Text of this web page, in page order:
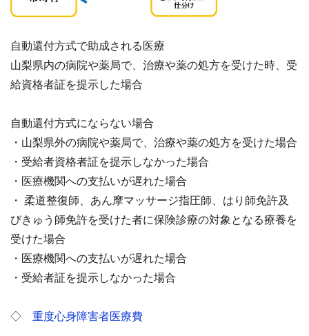
自動還付方式で助成される医療
山梨県内の病院や薬局で、治療や薬の処方を受けた時、受
給資格者証を提示した場合
自動還付方式にならない場合
・山梨県外の病院や薬局で、治療や薬の処方を受けた場合
・受給者資格者証を提示しなかった場合
・医療機関への支払いが遅れた場合
・ 柔道整復師、あん摩マッサージ指圧師、はり師免許及
びきゅう師免許を受けた者に保険診療の対象となる療養を
受けた場合
・医療機関への支払いが遅れた場合
・受給者証を提示しなかった場合
◇ 重度心身障害者医療費